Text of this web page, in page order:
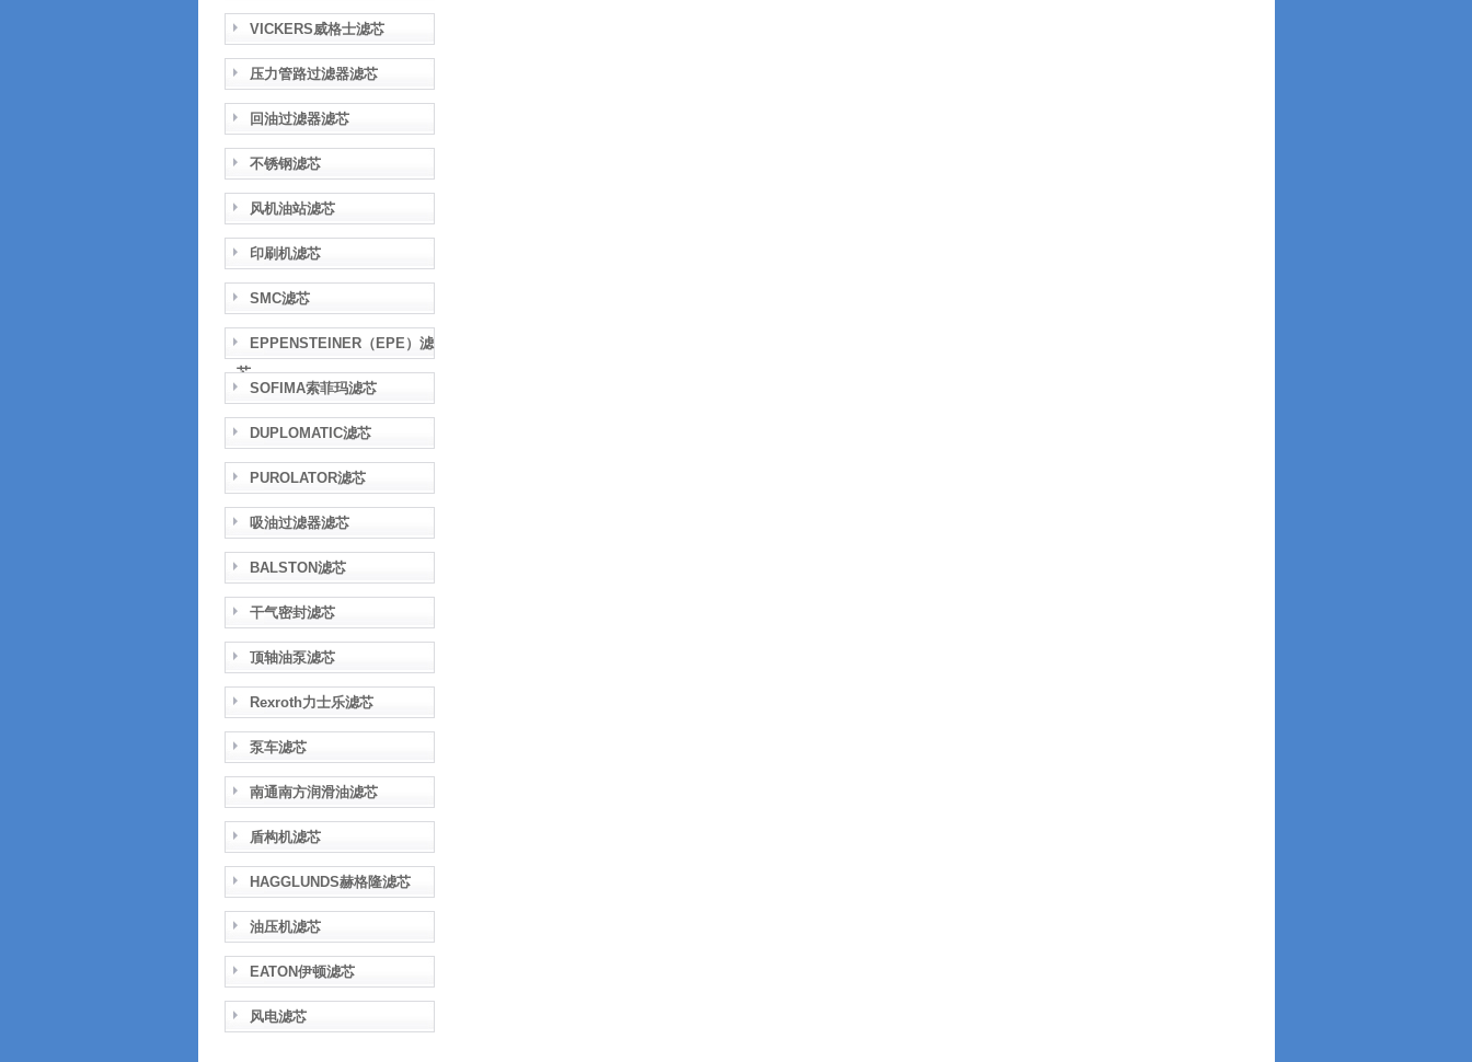
VICKERS威格士滤芯
压力管路过滤器滤芯
回油过滤器滤芯
不锈钢滤芯
风机油站滤芯
印刷机滤芯
SMC滤芯
EPPENSTEINER（EPE）滤
芯
SOFIMA索菲玛滤芯
DUPLOMATIC滤芯
PUROLATOR滤芯
吸油过滤器滤芯
BALSTON滤芯
干气密封滤芯
顶轴油泵滤芯
Rexroth力士乐滤芯
泵车滤芯
南通南方润滑油滤芯
盾构机滤芯
HAGGLUNDS赫格隆滤芯
油压机滤芯
EATON伊顿滤芯
风电滤芯